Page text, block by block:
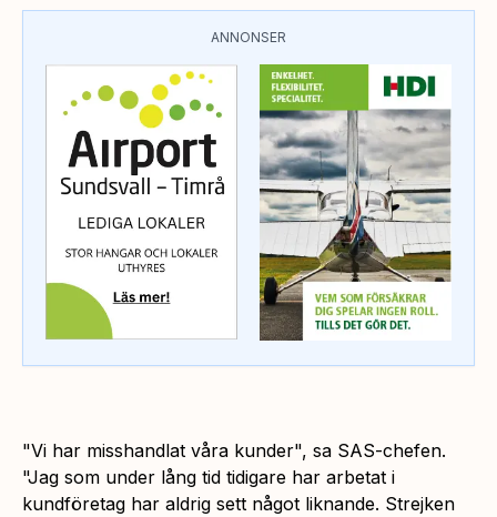
ANNONSER
"Vi har misshandlat våra kunder", sa SAS-chefen.
"Jag som under lång tid tidigare har arbetat i
kundföretag har aldrig sett något liknande. Strejken